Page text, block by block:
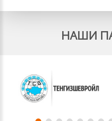
НАШИ